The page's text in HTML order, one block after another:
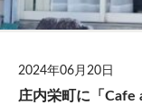
2024年06月20日
庄内栄町に「Cafe